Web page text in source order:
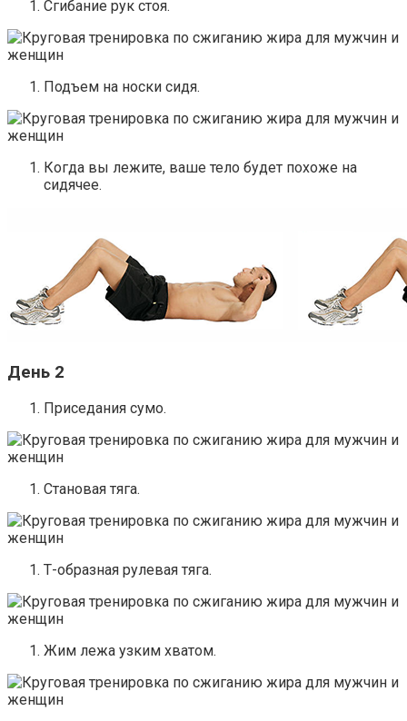
Сгибание рук стоя.
Подъем на носки сидя.
Когда вы лежите, ваше тело будет похоже на
сидячее.
День 2
Приседания сумо.
Становая тяга.
Т-образная рулевая тяга.
Жим лежа узким хватом.